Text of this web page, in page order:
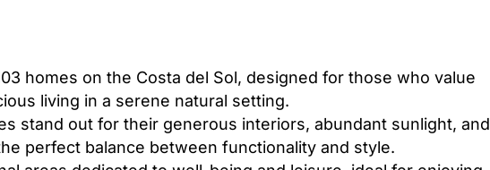
homes on the Costa del Sol, designed for those who value
living in a serene natural setting.
stand out for their generous interiors, abundant ‌sunlight, ‌and
‌perfect ‌balance ‌between ‌functionality and ‌style.